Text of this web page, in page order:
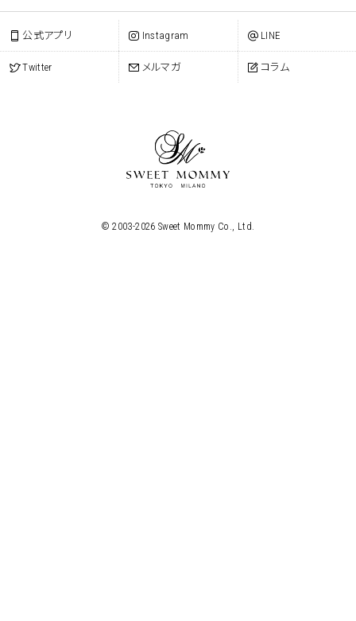
公式アプリ Instagram LINE
Twitter メルマガ コラム
© 2003-2026 Sweet Mommy Co., Ltd.